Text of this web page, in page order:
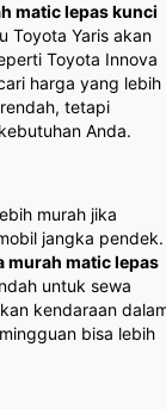
matic lepas kunci
Toyota Yaris akan
Toyota Innova
harga yang lebih
tetapi
Anda.
murah jika
jangka pendek.
murah matic lepas
untuk sewa
kendaraan
bisa lebih